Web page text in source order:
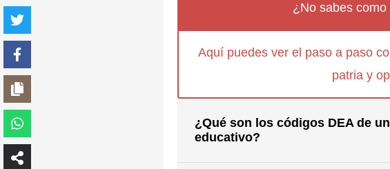
¿No sabes
Aquí puedes ver el paso a paso
patria y
¿Qué son los códigos DEA de
educativo?